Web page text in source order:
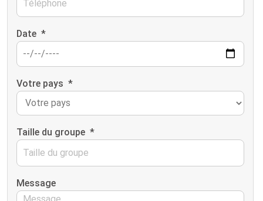
Date *
Votre pays *
Taille du groupe *
Message